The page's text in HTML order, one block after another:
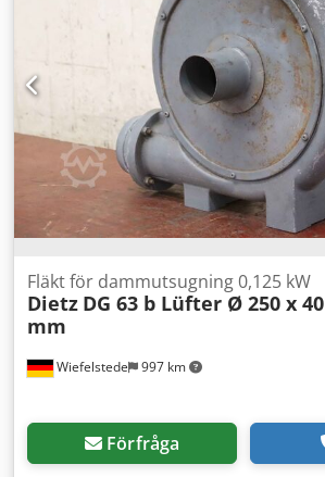
Wiefelstede 997 km
Fläkt för dammutsugning 0,125 kW
Dietz DG 63 b Lüfter Ø 250 x 40
mm
Förfråga